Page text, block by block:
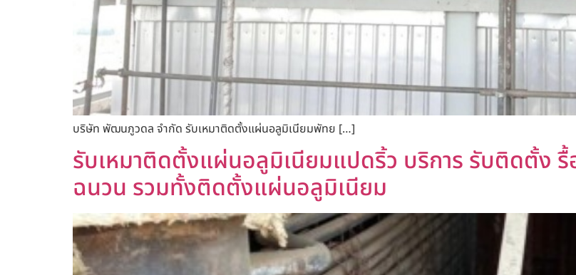
บริษัท พัฒนภูวดล จำกัด รับเหมาติดตั้งแผ่นอลูมิเนียมพัทย […]
รับเหมาติดตั้งแผ่นอลูมิเนียมแปดริ้ว บริการ รับติดตั้ง รื้
ฉนวน รวมทั้งติดตั้งแผ่นอลูมิเนียม